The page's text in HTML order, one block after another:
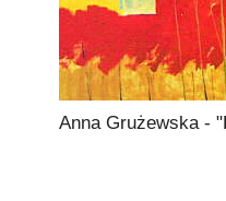
Anna Grużewska -